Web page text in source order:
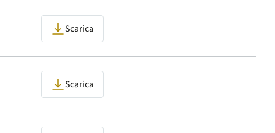
Scarica
Scarica